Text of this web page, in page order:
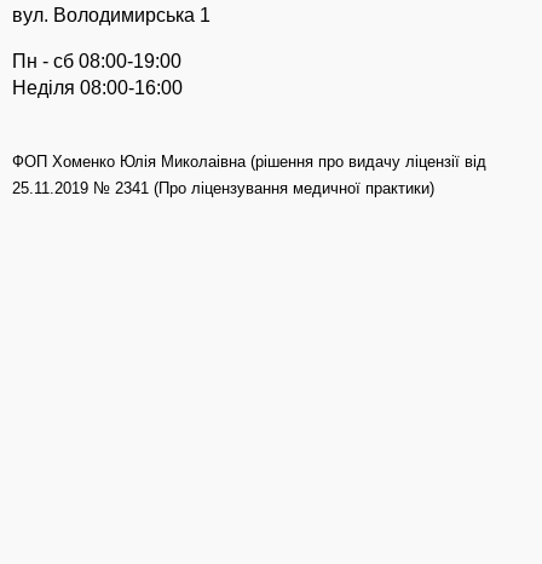
вул. Володимирська 1
Пн - сб 08:00-19:00
Неділя 08:00-16:00
ФОП Хоменко Юлія Миколаівна (рішення про видачу ліцензії від
25.11.2019 № 2341 (Про ліцензування медичної практики)